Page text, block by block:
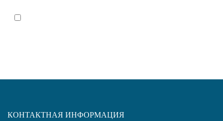
КОНТАКТНАЯ ИНФОРМАЦИЯ